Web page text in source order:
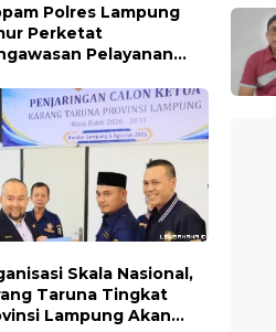
Polres Lampung
Perketat
Pelayanan
dan Bebas
Skala Nasional,
Taruna Tingkat
Lampung Akan